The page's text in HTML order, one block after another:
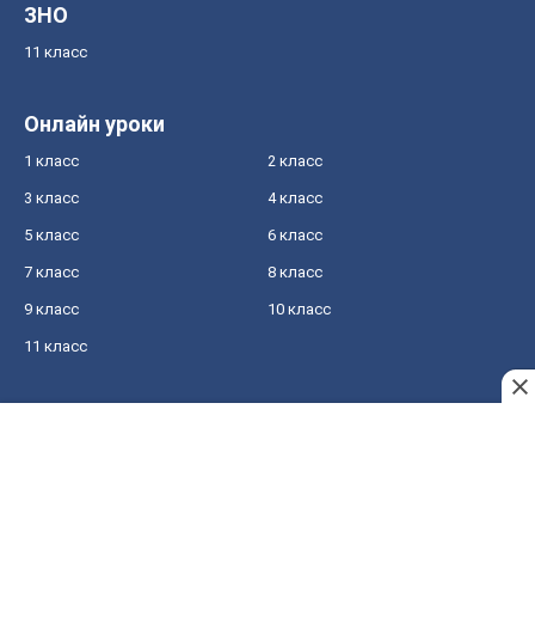
ЗНО
11 класс
Онлайн уроки
1 класс 2 класс
3 класс 4 класс
5 класс 6 класс
7 класс 8 класс
9 класс 10 класс
11 класс